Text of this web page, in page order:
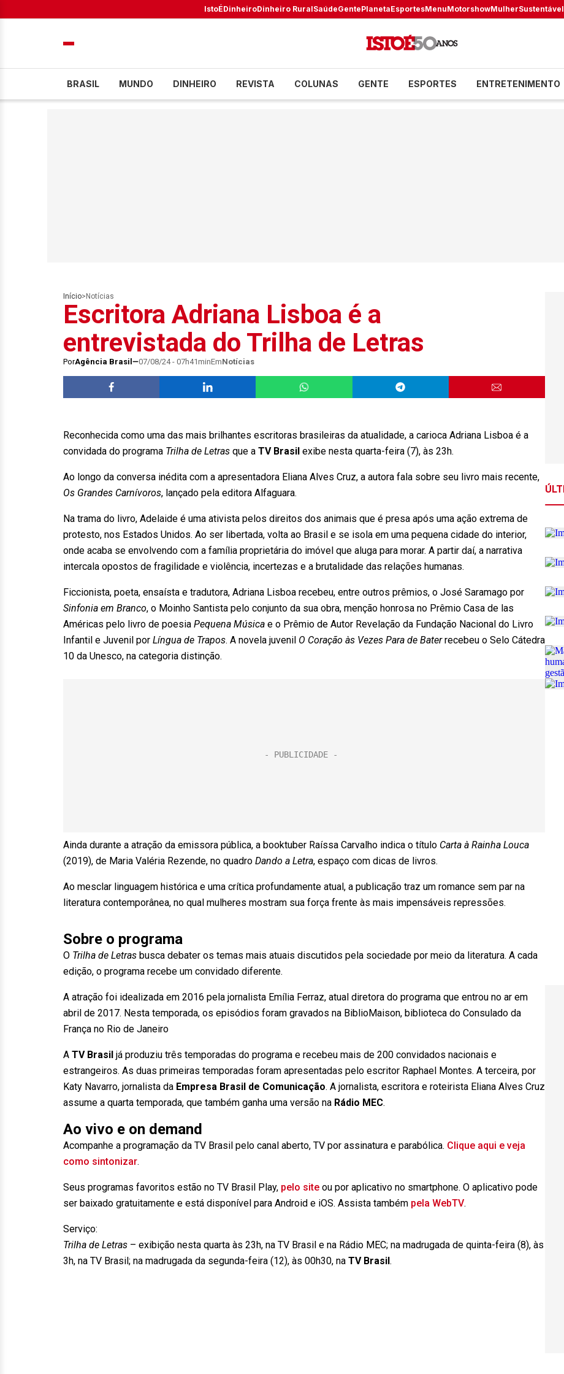
IstoÉDinheiroDinheiro RuralSaúdeGentePlanetaEsportesMenuMotorshowMulherSustentável
BRASIL MUNDO DINHEIRO REVISTA COLUNAS GENTE ESPORTES ENTRETENIMENTO
Início> Notícias
Escritora Adriana Lisboa é a
entrevistada do Trilha de Letras
PorAgência Brasil 07/08/24 - 07h41minEmNotícias
Reconhecida como uma das mais brilhantes escritoras brasileiras da atualidade, a carioca Adriana Lisboa é a
convidada do programa Trilha de Letras que a TV Brasil exibe nesta quarta-feira (7), às 23h.
Ao longo da conversa inédita com a apresentadora Eliana Alves Cruz, a autora fala sobre seu livro mais recente,
Os Grandes Carnívoros, lançado pela editora Alfaguara.
Na trama do livro, Adelaide é uma ativista pelos direitos dos animais que é presa após uma ação extrema de
protesto, nos Estados Unidos. Ao ser libertada, volta ao Brasil e se isola em uma pequena cidade do interior,
onde acaba se envolvendo com a família proprietária do imóvel que aluga para morar. A partir daí, a narrativa
intercala opostos de fragilidade e violência, incertezas e a brutalidade das relações humanas.
Ficcionista, poeta, ensaísta e tradutora, Adriana Lisboa recebeu, entre outros prêmios, o José Saramago por
Sinfonia em Branco, o Moinho Santista pelo conjunto da sua obra, menção honrosa no Prêmio Casa de las
Américas pelo livro de poesia Pequena Música e o Prêmio de Autor Revelação da Fundação Nacional do Livro
Infantil e Juvenil por Língua de Trapos. A novela juvenil O Coração às Vezes Para de Baterrecebeu o Selo Cátedra
10 da Unesco, na categoria distinção.
Ainda durante a atração da emissora pública, a booktuber Raíssa Carvalho indica o título Carta à Rainha Louca
(2019), de Maria Valéria Rezende, no quadro Dando a Letra, espaço com dicas de livros.
Ao mesclar linguagem histórica e uma crítica profundamente atual, a publicação traz um romance sem par na
literatura contemporânea, no qual mulheres mostram sua força frente às mais impensáveis repressões.
Sobre o programa
O Trilha de Letras busca debater os temas mais atuais discutidos pela sociedade por meio da literatura. A cada
edição, o programa recebe um convidado diferente.
A atração foi idealizada em 2016 pela jornalista Emília Ferraz, atual diretora do programa que entrou no ar em
abril de 2017. Nesta temporada, os episódios foram gravados na BiblioMaison, biblioteca do Consulado da
França no Rio de Janeiro
A TV Brasil já produziu três temporadas do programa e recebeu mais de 200 convidados nacionais e
estrangeiros. As duas primeiras temporadas foram apresentadas pelo escritor Raphael Montes. A terceira, por
Katy Navarro, jornalista da Empresa Brasil de Comunicação. A jornalista, escritora e roteirista Eliana Alves Cruz
assume a quarta temporada, que também ganha uma versão na Rádio MEC.
Ao vivo e on demand
Acompanhe a programação da TV Brasil pelo canal aberto, TV por assinatura e parabólica. Clique aqui e veja
como sintonizar.
Seus programas favoritos estão no TV Brasil Play, pelo site ou por aplicativo no smartphone. O aplicativo pode
ser baixado gratuitamente e está disponível para Android e iOS. Assista também pela WebTV.
Serviço:
Trilha de Letras – exibição nesta quarta às 23h, na TV Brasil e na Rádio MEC; na madrugada de quinta-feira (8), às
3h, na TV Brasil; na madrugada da segunda-feira (12), às 00h30, na TV Brasil.